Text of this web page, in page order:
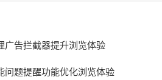
广告拦截器提升浏览体验
问题提醒功能优化浏览体验